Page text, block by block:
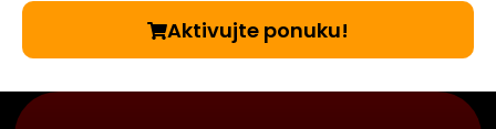
Aktivujte ponuku!